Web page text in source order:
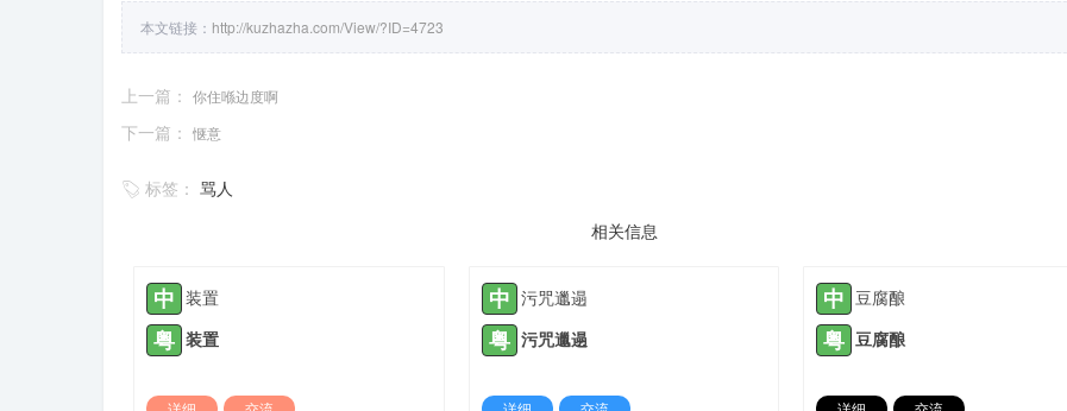
本文链接： http://kuzhazha.com/View/?ID=4723
上一篇： 你住喺边度啊
下一篇： 惬意
标签： 骂人
相关信息
中 装置
粤 装置
中 污咒邋遢
粤 污咒邋遢
中 豆腐酿
粤 豆腐酿